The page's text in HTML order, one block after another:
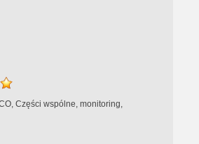
Części wspólne, monitoring,